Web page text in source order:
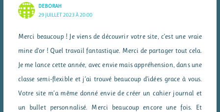
DEBORAH
29 JUILLET 2023 À 20:00
Merci beaucoup ! Je viens de découvrir votre site, c’est une vraie
mine d’or ! Quel travail fantastique. Merci de partager tout cela.
Je me lance cette année, avec envie mais appréhension, dans une
classe semi-flexible et j’ai trouvé beaucoup d’idées grace à vous.
Votre site m’a même donné envie de créer un cahier journal et
un bullet personnalisé. Merci beaucoup encore une fois. Et